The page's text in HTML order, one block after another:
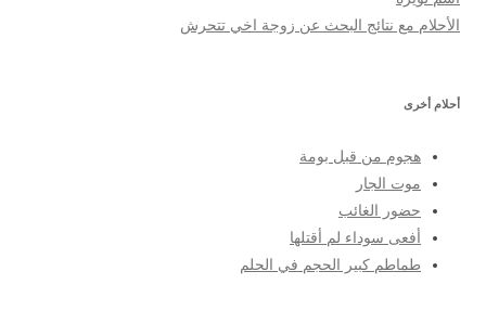
الأحلام مع نتائج البحث عن زوجة اخي تتحرش
أحلام أخرى
هجوم من قبل بومة
موت الجار
حضور الغائب
أفعى سوداء لم أقتلها
طماطم كبير الحجم في الحلم